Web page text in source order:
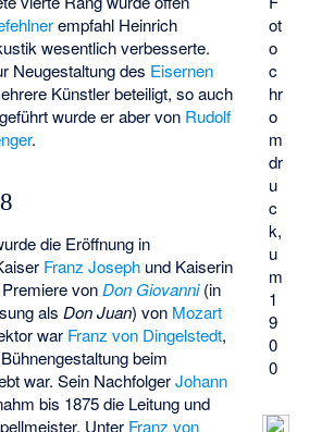
ot
o
c
hr
o
m
dr
u
c
k,
u
m
1
9
0
0
empfahl Heinrich
wesentlich verbesserte.
Neugestaltung des Eisernen
Künstler beteiligt, so auch
wurde er aber von Rudolf
.
die Eröffnung in
Franz Joseph und Kaiserin
Premiere vonDon Giovanni(in
alsDon Juan) von Mozart
war Franz von Dingelstedt,
beim
war. Sein NachfolgerJohann
bis 1875 die Leitung und
Unter Franz von